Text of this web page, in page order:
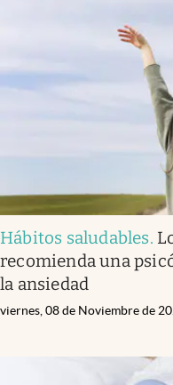
Hábitos saludables.
recomienda una
la ansiedad
viernes, 08 de Noviembre de